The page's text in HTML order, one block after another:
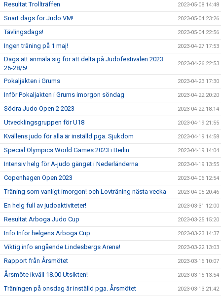
Resultat Trollträffen 2023-05-08 14:48
Snart dags för Judo VM! 2023-05-04 23:26
Tävlingsdags! 2023-05-04 22:56
Ingen träning på 1 maj! 2023-04-27 17:53
Dags att anmäla sig för att delta på Judofestivalen 2023
26-28/5!
2023-04-26 22:53
Pokaljakten i Grums 2023-04-23 17:30
Inför Pokaljakten i Grums imorgon söndag 2023-04-22 20:20
Södra Judo Open 2 2023 2023-04-22 18:14
Utvecklingsgruppen för U18 2023-04-19 21:55
Kvällens judo för alla är inställd pga. Sjukdom 2023-04-19 14:58
Special Olympics World Games 2023 i Berlin 2023-04-19 14:04
Intensiv helg för A-judo gänget i Nederländerna 2023-04-19 13:55
Copenhagen Open 2023 2023-04-06 12:54
Träning som vanligt imorgon! och Lovträning nästa vecka 2023-04-05 20:46
En helg full av judoaktiviteter! 2023-03-31 12:00
Resultat Arboga Judo Cup 2023-03-25 15:20
Info Inför helgens Arboga Cup 2023-03-23 14:37
Viktig info angående Lindesbergs Arena! 2023-03-22 13:03
Rapport från Årsmötet 2023-03-16 10:07
Årsmöte ikväll 18.00 Utsikten! 2023-03-15 13:54
Träningen på onsdag är inställd pga. Årsmötet 2023-03-13 21:42